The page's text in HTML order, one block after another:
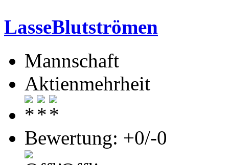
LasseBlutströmen
Mannschaft
Aktienmehrheit
Bewertung: +0/-0